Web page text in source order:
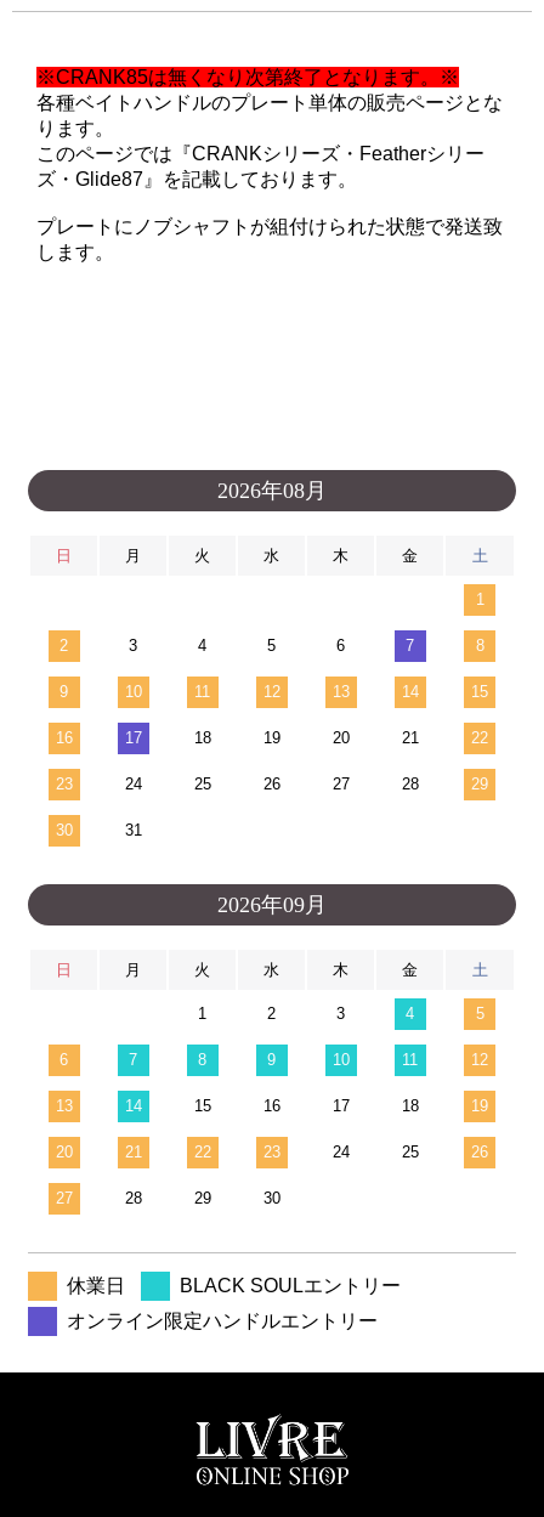
※CRANK85は無くなり次第終了となります。※
各種ベイトハンドルのプレート単体の販売ページとな
ります。
このページでは『CRANKシリーズ・Featherシリー
ズ・Glide87』を記載しております。
プレートにノブシャフトが組付けられた状態で発送致
します。
2026年08月
日 月 火 水 木 金 土
1
2 3 4 5 6 7 8
9 10 11 12 13 14 15
16 17 18 19 20 21 22
23 24 25 26 27 28 29
30 31
2026年09月
日 月 火 水 木 金 土
1 2 3 4 5
6 7 8 9 10 11 12
13 14 15 16 17 18 19
20 21 22 23 24 25 26
27 28 29 30
休業日
BLACK SOULエントリー
オンライン限定ハンドルエントリー